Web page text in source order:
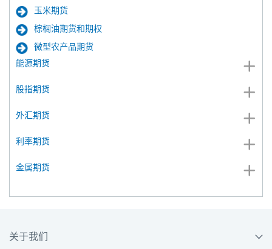
玉米期货
棕榈油期货和期权
微型农产品期货
能源期货
股指期货
外汇期货
利率期货
金属期货
关于我们